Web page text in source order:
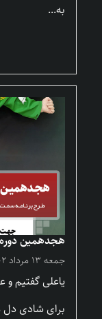
به...
هجدهمین
جمعه ۱۳ مرداد ۱۴۰۲
یاعلی گفتیم و
برای شادی دل